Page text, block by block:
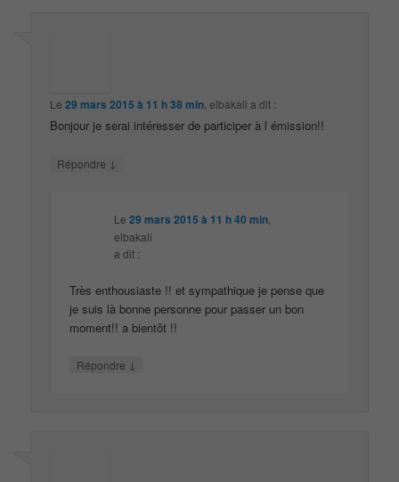
Le29 mars 2015 à 11 h 38 min,elbakali a dit :
Bonjour je serai intéresser de participer à l émission!!
Répondre ↓
Le29 mars 2015 à 11 h 40 min
elbakali
a dit :
Très enthousiaste !! et sympathique je pense que
je suis là bonne personne pour passer un bon
moment!! a bientôt !!
Répondre ↓